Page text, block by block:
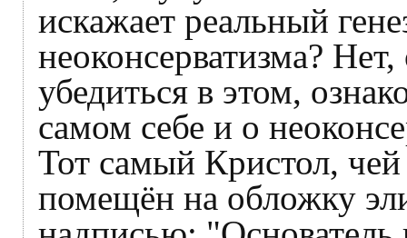
искажает реальный
неоконсерватизма?
убедиться в этом,
самом себе и о
Тот самый Кристол,
помещён на обложку